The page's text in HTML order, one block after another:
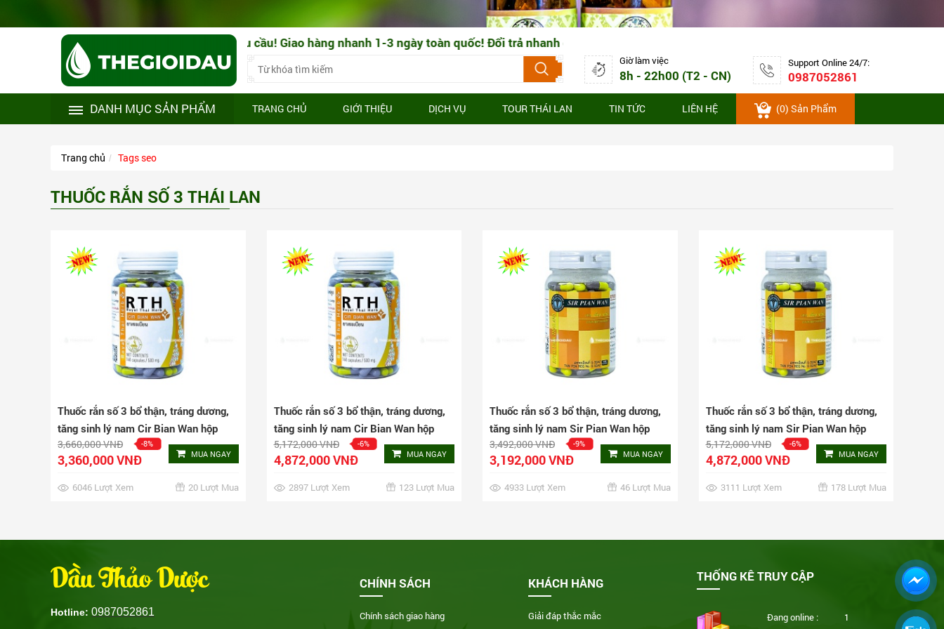
hãng! Tư vấn sử dụng theo đúng nhu cầu! Giao hàng nhanh 1-3 ngày toàn quốc! Đổi trả nhanh chóng 3-7 ngày làm việc
Giờ làm việc
8h - 22h00 (T2 - CN)
Support Online 24/7:
0987052861
DANH MỤC SẢN PHẨM
TRANG CHỦ GIỚI THIỆU DỊCH VỤ TOUR THÁI LAN TIN TỨC LIÊN HỆ (0) Sản Phẩm
Trang chủ Tags seo
THUỐC RẮN SỐ 3 THÁI LAN
Thuốc rắn số 3 bổ thận, tráng dương,
tăng sinh lý nam Cir Bian Wan hộp
160 viên
3,660,000 VNĐ -8%
3,360,000 VNĐ MUA NGAY
6046 Lượt Xem 20 Lượt Mua
Thuốc rắn số 3 bổ thận, tráng dương,
tăng sinh lý nam Cir Bian Wan hộp
240 viên
5,172,000 VNĐ -6%
4,872,000 VNĐ MUA NGAY
2897 Lượt Xem 123 Lượt Mua
Thuốc rắn số 3 bổ thận, tráng dương,
tăng sinh lý nam Sir Pian Wan hộp
160 viên
3,492,000 VNĐ -9%
3,192,000 VNĐ MUA NGAY
4933 Lượt Xem 46 Lượt Mua
Thuốc rắn số 3 bổ thận, tráng dương,
tăng sinh lý nam Sir Pian Wan hộp
250 viên
5,172,000 VNĐ -6%
4,872,000 VNĐ MUA NGAY
3111 Lượt Xem 178 Lượt Mua
Dầu Thảo Dược
Hotline: 0987052861
CHÍNH SÁCH
Chính sách giao hàng
KHÁCH HÀNG
Giải đáp thắc mắc
THỐNG KÊ TRUY CẬP
Đang online : 1